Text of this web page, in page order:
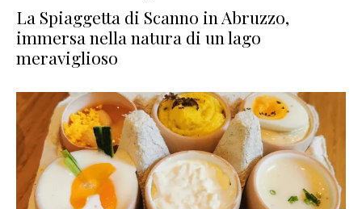
La Spiaggetta di Scanno in Abruzzo,
immersa nella natura di un lago
meraviglioso